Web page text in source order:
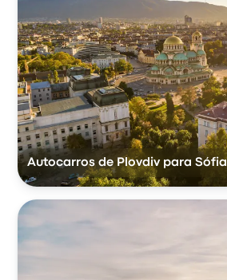
Autocarros de Plovdiv para Sófia